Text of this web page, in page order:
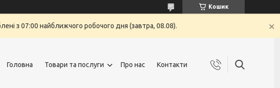
Кошик
з 07:00 найближчого робочого дня (завтра, 08.08).
Головна Товари та послуги Про нас Контакти